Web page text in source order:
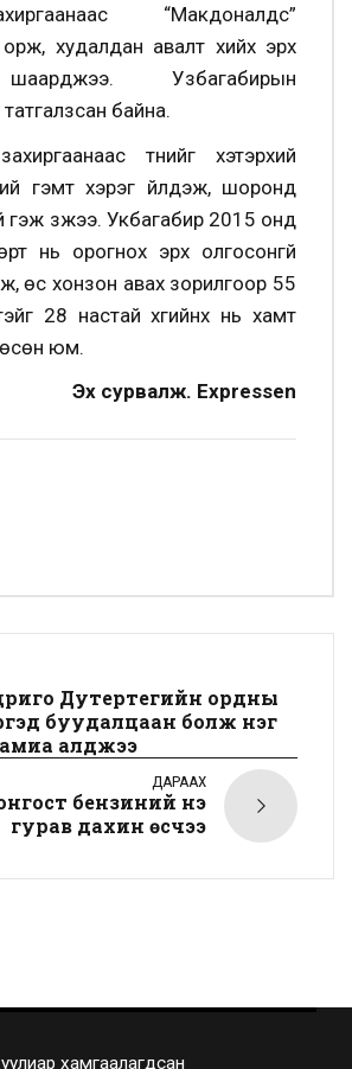
“Макдоналдс”
орж, худалдан авалт хийх эрх
Узбагабирын
байна.
түүнийг хэтэрхий
гэмт хэрэг үйлдэж, шоронд
гэж үзжээ. Укбагабир 2015 онд
нь орогнох эрх олгосонгүй
өс хонзон авах зорилгоор 55
28 настай хүүгийнх нь хамт
юм.
Эх сурвалж. Expressen
Дутертегийн ордны
буудалцаан болж нэг
амиа алджээ
ДАРААХ
бензиний үнэ
гурав дахин өсчээ
хамгаалагдсан